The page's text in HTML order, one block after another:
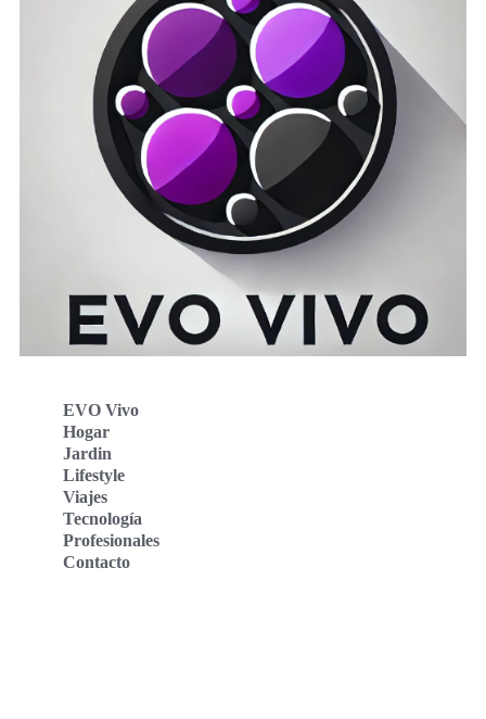
EVO Vivo
Hogar
Jardin
Lifestyle
Viajes
Tecnología
Profesionales
Contacto